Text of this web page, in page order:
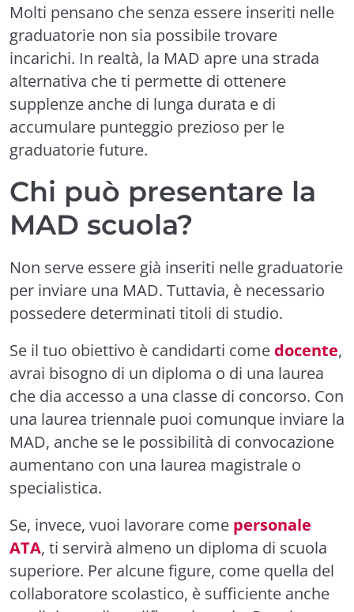
Molti pensano che senza essere inseriti nelle
graduatorie non sia possibile trovare
incarichi. In realtà, la MAD apre una strada
alternativa che ti permette di ottenere
supplenze anche di lunga durata e di
accumulare punteggio prezioso per le
graduatorie future.
Chi può presentare la
MAD scuola?
Non serve essere già inseriti nelle graduatorie
per inviare una MAD. Tuttavia, è necessario
possedere determinati titoli di studio.
Se il tuo obiettivo è candidarti come docente,
avrai bisogno di un diploma o di una laurea
che dia accesso a una classe di concorso. Con
una laurea triennale puoi comunque inviare la
MAD, anche se le possibilità di convocazione
aumentano con una laurea magistrale o
specialistica.
Se, invece, vuoi lavorare come personale
ATA, ti servirà almeno un diploma di scuola
superiore. Per alcune figure, come quella del
collaboratore scolastico, è sufficiente anche